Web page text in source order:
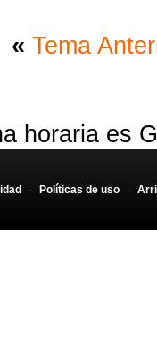
« Tema
horaria es
- Políticas de uso -